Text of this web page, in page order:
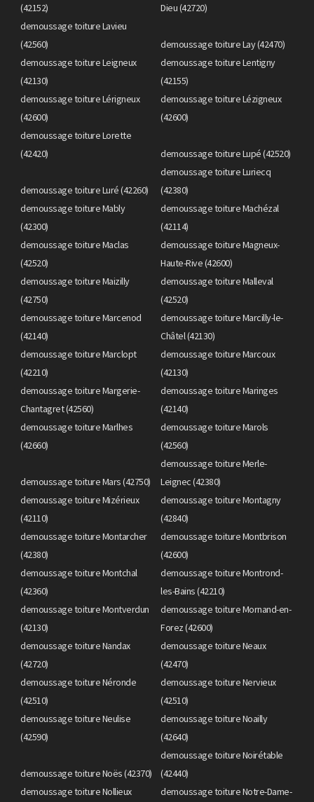
(42152)
Dieu (42720)
demoussage toiture Lavieu
(42560)
demoussage toiture Lay (42470)
demoussage toiture Leigneux
(42130)
demoussage toiture Lentigny
(42155)
demoussage toiture Lérigneux
(42600)
demoussage toiture Lézigneux
(42600)
demoussage toiture Lorette
(42420)
demoussage toiture Lupé (42520)
demoussage toiture Luré (42260)
demoussage toiture Luriecq
(42380)
demoussage toiture Mably
(42300)
demoussage toiture Machézal
(42114)
demoussage toiture Maclas
(42520)
demoussage toiture Magneux-
Haute-Rive (42600)
demoussage toiture Maizilly
(42750)
demoussage toiture Malleval
(42520)
demoussage toiture Marcenod
(42140)
demoussage toiture Marcilly-le-
Châtel (42130)
demoussage toiture Marclopt
(42210)
demoussage toiture Marcoux
(42130)
demoussage toiture Margerie-
Chantagret (42560)
demoussage toiture Maringes
(42140)
demoussage toiture Marlhes
(42660)
demoussage toiture Marols
(42560)
demoussage toiture Mars (42750)
demoussage toiture Merle-
Leignec (42380)
demoussage toiture Mizérieux
(42110)
demoussage toiture Montagny
(42840)
demoussage toiture Montarcher
(42380)
demoussage toiture Montbrison
(42600)
demoussage toiture Montchal
(42360)
demoussage toiture Montrond-
les-Bains (42210)
demoussage toiture Montverdun
(42130)
demoussage toiture Mornand-en-
Forez (42600)
demoussage toiture Nandax
(42720)
demoussage toiture Neaux
(42470)
demoussage toiture Néronde
(42510)
demoussage toiture Nervieux
(42510)
demoussage toiture Neulise
(42590)
demoussage toiture Noailly
(42640)
demoussage toiture Noës (42370)
demoussage toiture Noirétable
(42440)
demoussage toiture Nollieux
demoussage toiture Notre-Dame-